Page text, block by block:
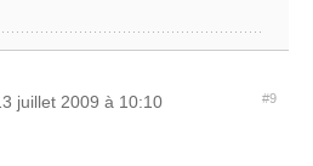
juillet 2009 à 10:10 #9